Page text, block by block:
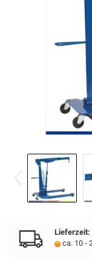
Lieferzeit:
ca. 10 -